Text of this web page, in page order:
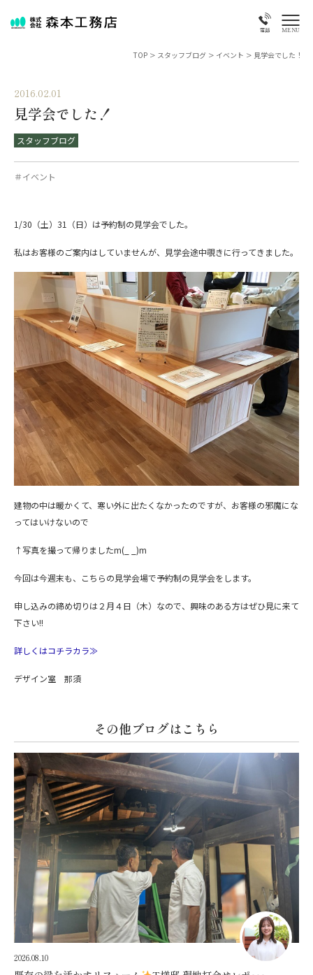
電話 MENU
TOP > スタッフブログ > イベント > 見学会でした！
2016.02.01
見学会でした！
スタッフブログ
＃イベント
1/30（土）31（日）は予約制の見学会でした。
私はお客様のご案内はしていませんが、見学会途中覗きに行ってきました。
建物の中は暖かくて、寒い外に出たくなかったのですが、お客様の邪魔にな
ってはいけないので
↑写真を撮って帰りましたm(_ _)m
今回は今週末も、こちらの見学会場で予約制の見学会をします。
申し込みの締め切りは２月４日（木）なので、興味のある方はぜひ見に来て
下さい!!
詳しくはコチラカラ≫
デザイン室 那須
その他ブログはこちら
2026.08.10